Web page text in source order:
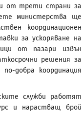
от трети страни за
министерства ще
координационен
за ускоряване на
от пазари извън
решения за
добра координация
служби работят
и нарастващ брой